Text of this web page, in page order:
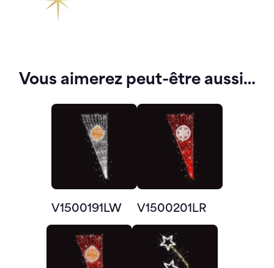
Vous aimerez peut-être aussi…
V1500191LW V1500201LR